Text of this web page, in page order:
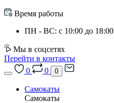
Время работы
ПН - ВС: с 10:00 до 18:00
Мы в соцсетях
Перейти в контакты
0
0 0
Самокаты
Самокаты